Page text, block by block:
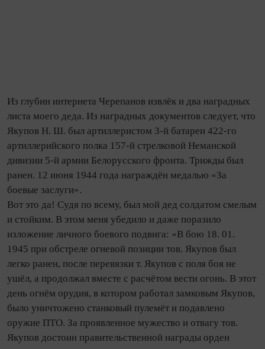
Из глубин интернета Черепанов извлёк и два наградных
листа моего деда. Из наградных документов следует, что
Якупов Н. Ш. был артиллеристом 3‑й батареи 422‑го
артиллерийского полка 157‑й стрелковой Неманской
дивизии 5‑й армии Белорусского фронта. Трижды был
ранен. 12 июня 1944 года награждён медалью «За
боевые заслуги».
Вот это да! Судя по всему, был мой дед солдатом смелым
и стойким. В этом меня убедило и даже поразило
изложение личного боевого подвига: «В бою 18. 01.
1945 при обстреле огневой позиции тов. Якупов был
легко ранен, после перевязки т. Якупов с поля боя не
ушёл, а продолжал вместе с расчётом вести огонь. В этот
день огнём орудия, в котором работал замковым Якупов,
было уничтожено станковый пулемёт и подавлено
оружие ПТО. За проявленное мужество и отвагу тов.
Якупов достоин правительственной награды орден